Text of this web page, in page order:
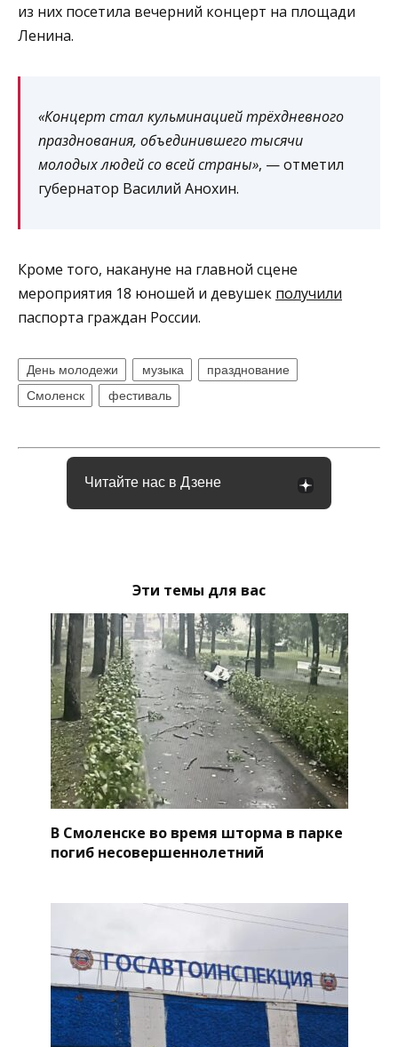
из них посетила вечерний концерт на площади
Ленина.
«Концерт стал кульминацией трёхдневного
празднования, объединившего тысячи
молодых людей со всей страны», — отметил
губернатор Василий Анохин.
Кроме того, накануне на главной сцене
мероприятия 18 юношей и девушек получили
паспорта граждан России.
День молодежи музыка
празднование
Смоленск
фестиваль
Читайте нас в Дзене
Эти темы для вас
В Смоленске во время шторма в парке
погиб несовершеннолетний